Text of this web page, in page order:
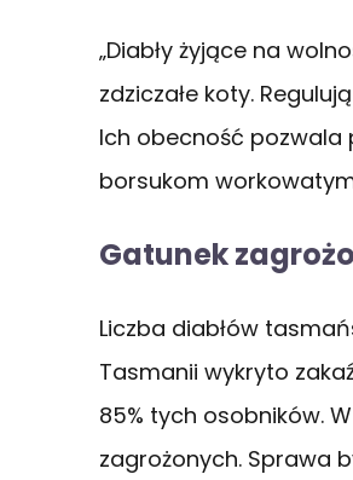
„Diabły żyjące na
zdziczałe koty.
Ich obecność pozwala
borsukom
Gatunek
Liczba diabłów
Tasmanii wykryto
85% tych osobników.
zagrożonych. Sprawa